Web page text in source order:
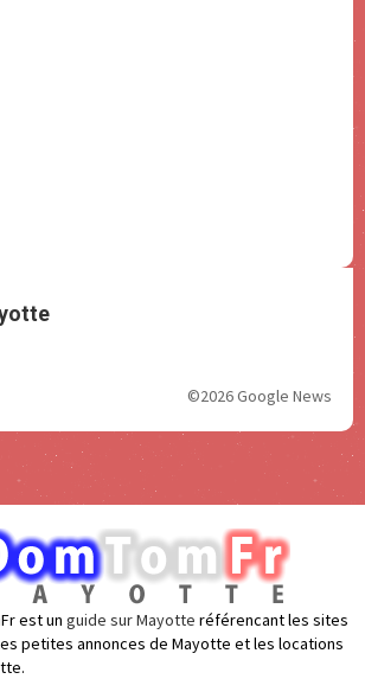
©2026 Google News
est un guide sur Mayotte référencant les sites
petites annonces de Mayotte et les locations